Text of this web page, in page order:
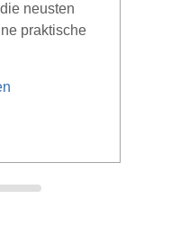
neusten
praktische